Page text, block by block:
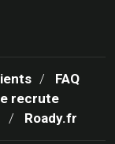
FAQ
recrute
Roady.fr